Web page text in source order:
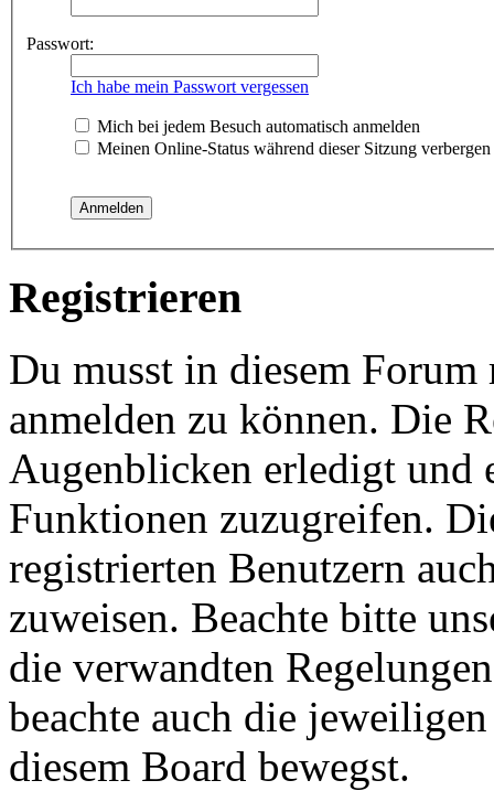
Passwort:
Ich habe mein Passwort vergessen
Mich bei jedem Besuch automatisch anmelden
Meinen Online-Status während dieser Sitzung verbergen
Registrieren
Du musst in diesem
anmelden zu können. Die
Augenblicken erledigt und
Funktionen zuzugreifen.
registrierten Benutzern
zuweisen. Beachte bitte
die verwandten
beachte auch die
diesem Board bewegst.